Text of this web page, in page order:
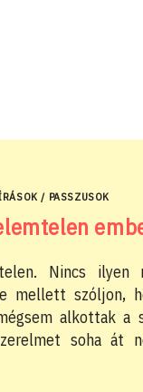
/ PASSZUSOK
Nincs ilyen
mellett szóljon,
alkottak a
soha át